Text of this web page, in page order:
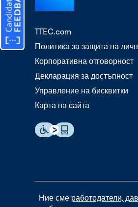
TTEC.com
Политика за защита на
Корпоративна отговорност
Декларация за достъпност
Управление на бисквитки
Карта на сайта
Ние сме работодатели,